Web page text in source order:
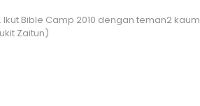
Ikut Bible Camp 2010 dengan teman2 kaum
Zaitun)